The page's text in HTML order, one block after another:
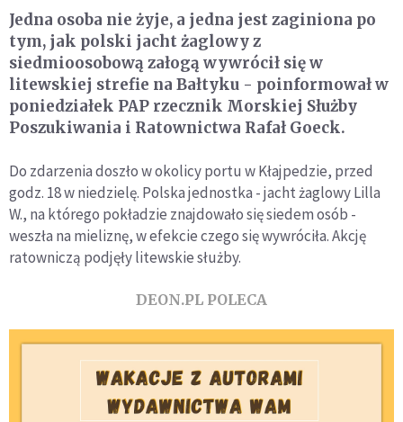
Jedna osoba nie żyje, a jedna jest zaginiona po
tym, jak polski jacht żaglowy z
siedmioosobową załogą wywrócił się w
litewskiej strefie na Bałtyku - poinformował w
poniedziałek PAP rzecznik Morskiej Służby
Poszukiwania i Ratownictwa Rafał Goeck.
Do zdarzenia doszło w okolicy portu w Kłajpedzie, przed
godz. 18 w niedzielę. Polska jednostka - jacht żaglowy Lilla
W., na którego pokładzie znajdowało się siedem osób -
weszła na mieliznę, w efekcie czego się wywróciła. Akcję
ratowniczą podjęły litewskie służby.
DEON.PL POLECA